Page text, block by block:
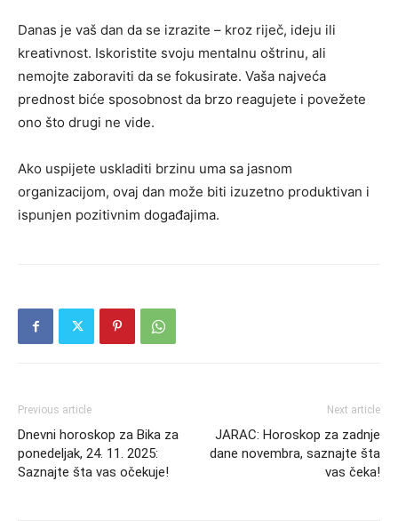
Danas je vaš dan da se izrazite – kroz riječ, ideju ili
kreativnost. Iskoristite svoju mentalnu oštrinu, ali
nemojte zaboraviti da se fokusirate. Vaša najveća
prednost biće sposobnost da brzo reagujete i povežete
ono što drugi ne vide.
Ako uspijete uskladiti brzinu uma sa jasnom
organizacijom, ovaj dan može biti izuzetno produktivan i
ispunjen pozitivnim događajima.
Previous article
Dnevni horoskop za Bika za
ponedeljak, 24. 11. 2025:
Saznajte šta vas očekuje!
Next article
JARAC: Horoskop za zadnje
dane novembra, saznajte šta
vas čeka!